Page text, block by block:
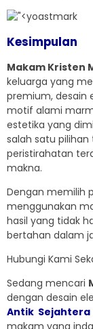
Kesimpulan
Makam Kristen
keluarga yang
premium, desain
motif alami
estetika yang
salah satu
peristirahatan
makna.
Dengan memilih
menggunakan
hasil yang tidak
bertahan dalam
Hubungi Kami
Sedang mencari
dengan desain
Antik Sejahtera
makam yang